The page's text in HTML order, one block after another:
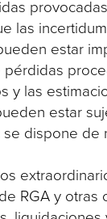
las
estar
pérdidas
y las
estar
dispone de
RGA y otras